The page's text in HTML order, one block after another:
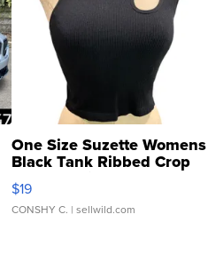
One Size Suzette Womens
Black Tank Ribbed Crop
Asymmetrical ...
$19
CONSHY C. | sellwild.com